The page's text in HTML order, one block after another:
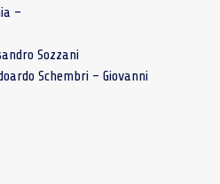
–
Sozzani
Schembri – Giovanni